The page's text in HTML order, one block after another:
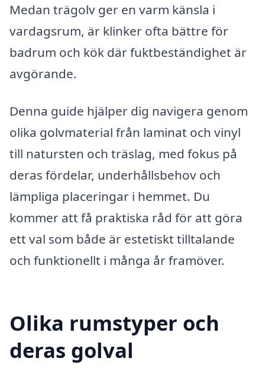
Medan trägolv ger en varm känsla i
vardagsrum, är klinker ofta bättre för
badrum och kök där fuktbeständighet är
avgörande.
Denna guide hjälper dig navigera genom
olika golvmaterial från laminat och vinyl
till natursten och träslag, med fokus på
deras fördelar, underhållsbehov och
lämpliga placeringar i hemmet. Du
kommer att få praktiska råd för att göra
ett val som både är estetiskt tilltalande
och funktionellt i många år framöver.
Olika rumstyper och
deras golval